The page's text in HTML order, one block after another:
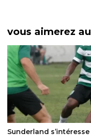
vous aimerez
s’intéresse à Geny